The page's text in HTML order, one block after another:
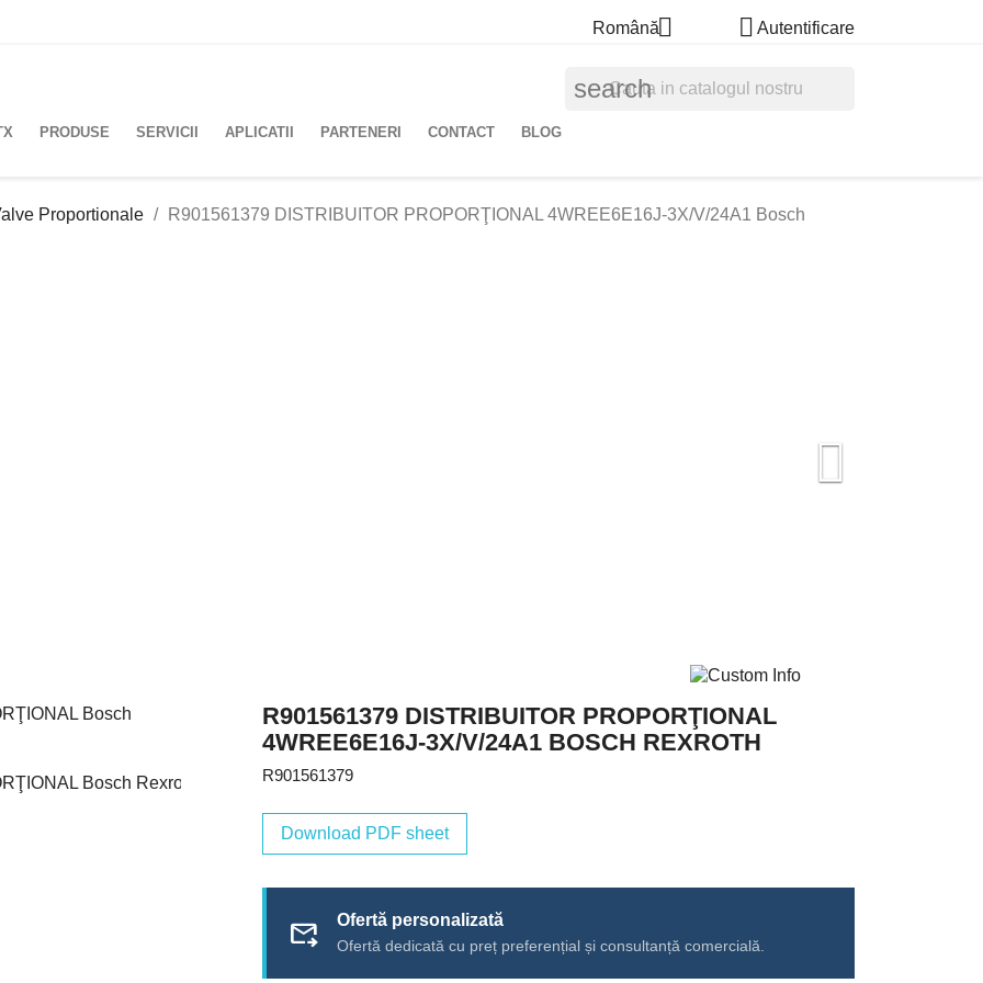
Română  Autentificare
search
PRODUSE SERVICII APLICATII PARTENERI CONTACT BLOG
Proportionale R901561379 DISTRIBUITOR PROPORŢIONAL 4WREE6E16J-3X/V/24A1 Bosch

R901561379 DISTRIBUITOR PROPORŢIONAL
4WREE6E16J-3X/V/24A1 BOSCH REXROTH
R901561379
Download PDF sheet
forward_to_inbox Ofertă personalizată
Ofertă dedicată cu preț preferențial și consultanță comercială.